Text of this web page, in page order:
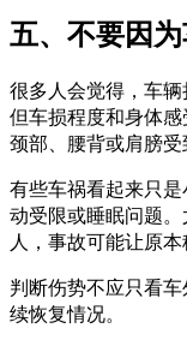
五、不要因
很多人会觉得，车辆
但车损程度和身体
颈部、腰背或肩膀受
有些车祸看起来只
动受限或睡眠问题
人，事故可能让原本
判断伤势不应只看
续恢复情况。